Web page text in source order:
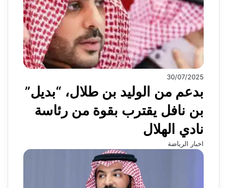
30/07/2025
بدعم من الوليد بن طلال، “بديل”
بن نافل يقترب بقوة من رئاسة
نادي الهلال
اخبار الرياضة